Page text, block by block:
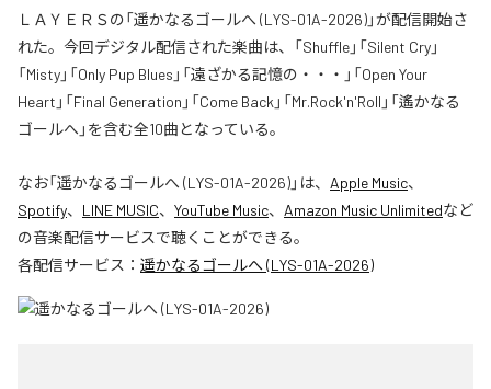
ＬＡＹＥＲＳの「遥かなるゴールへ (LYS-01A-2026)」が配信開始さ
れた。今回デジタル配信された楽曲は、「Shuffle」「Silent Cry」
「Misty」「Only Pup Blues」「遠ざかる記憶の・・・」「Open Your
Heart」「Final Generation」「Come Back」「Mr.Rock'n'Roll」「遙かなる
ゴールへ」を含む全10曲となっている。
なお「遥かなるゴールへ (LYS-01A-2026)」は、 Apple Music、
Spotify、 LINE MUSIC、 YouTube Music、 Amazon Music Unlimitedなど
の音楽配信サービスで聴くことができる。
各配信サービス： 遥かなるゴールへ (LYS-01A-2026)